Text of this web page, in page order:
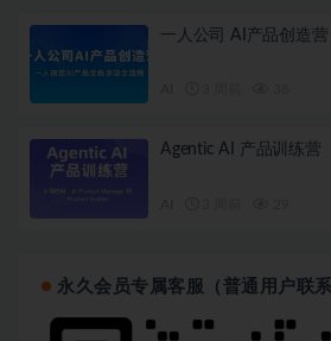
一人公司 AI产品创造营
Agentic AI 产品训练营
永久会员专属客服（普通用户联